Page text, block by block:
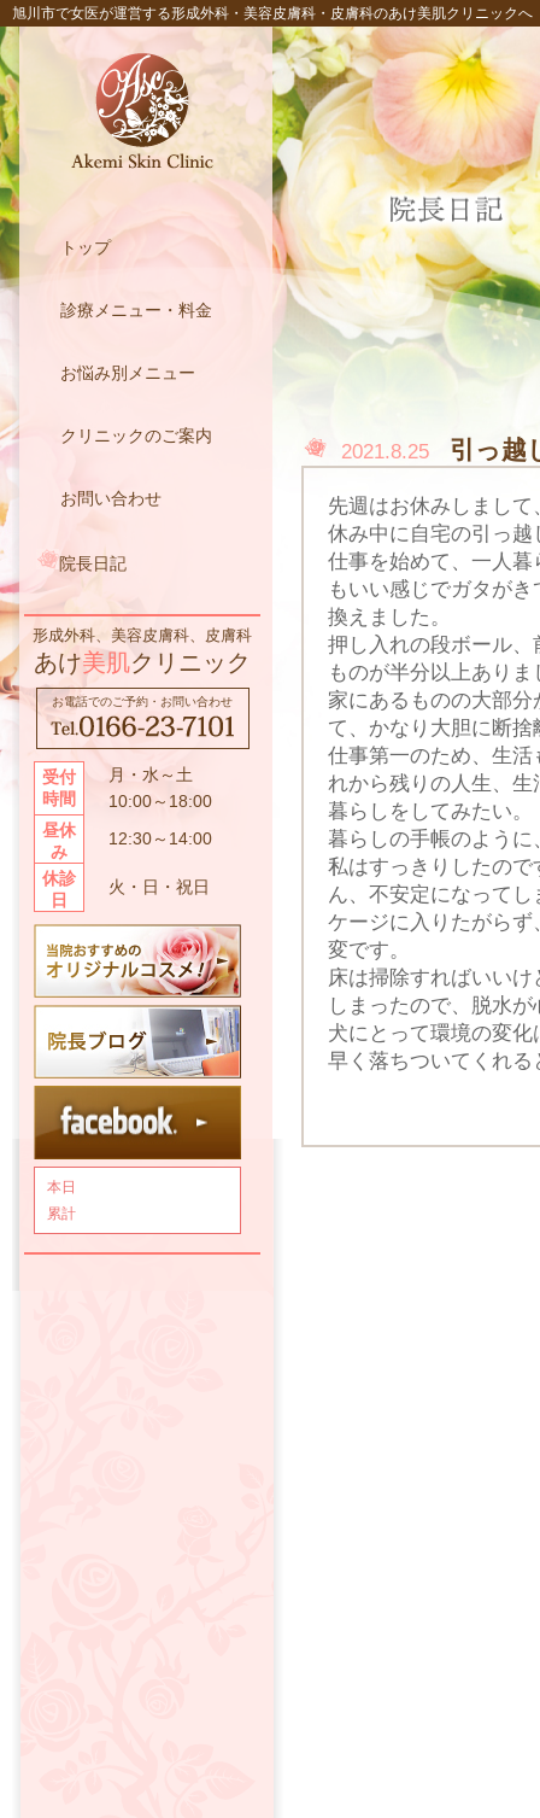
旭川市で女医が運営する形成外科・美容皮膚科・皮膚科のあけ美肌クリニックへ
トップ
診療メニュー・料金
お悩み別メニュー
クリニックのご案内
お問い合わせ
院長日記
形成外科、美容皮膚科、皮膚科
あけ美肌クリニック
お電話でのご予約・お問い合わせ
受付
時間
月・水～土
10:00～18:00
昼休
み
12:30～14:00
休診
日
火・日・祝日
本日
累計
2021.8.25 引っ越
先週はお休みしまし
休み中に自宅の引っ越
仕事を始めて、一人
もいい感じでガタが
換えました。
押し入れの段ボール
ものが半分以上ありま
家にあるものの大部
て、かなり大胆に断捨
仕事第一のため、生
れから残りの人生、
暮らしをしてみたい。
暮らしの手帳のよう
私はすっきりしたの
ん、不安定になって
ケージに入りたがら
変です。
床は掃除すればいい
しまったので、脱水が
犬にとって環境の変
早く落ちついてくれ